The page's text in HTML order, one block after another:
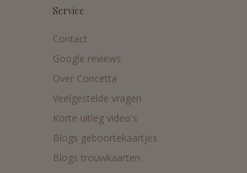
Service
Contact
Google reviews
Over Concetta
Veelgestelde vragen
Korte uitleg video's
Blogs geboortekaartjes
Blogs trouwkaarten